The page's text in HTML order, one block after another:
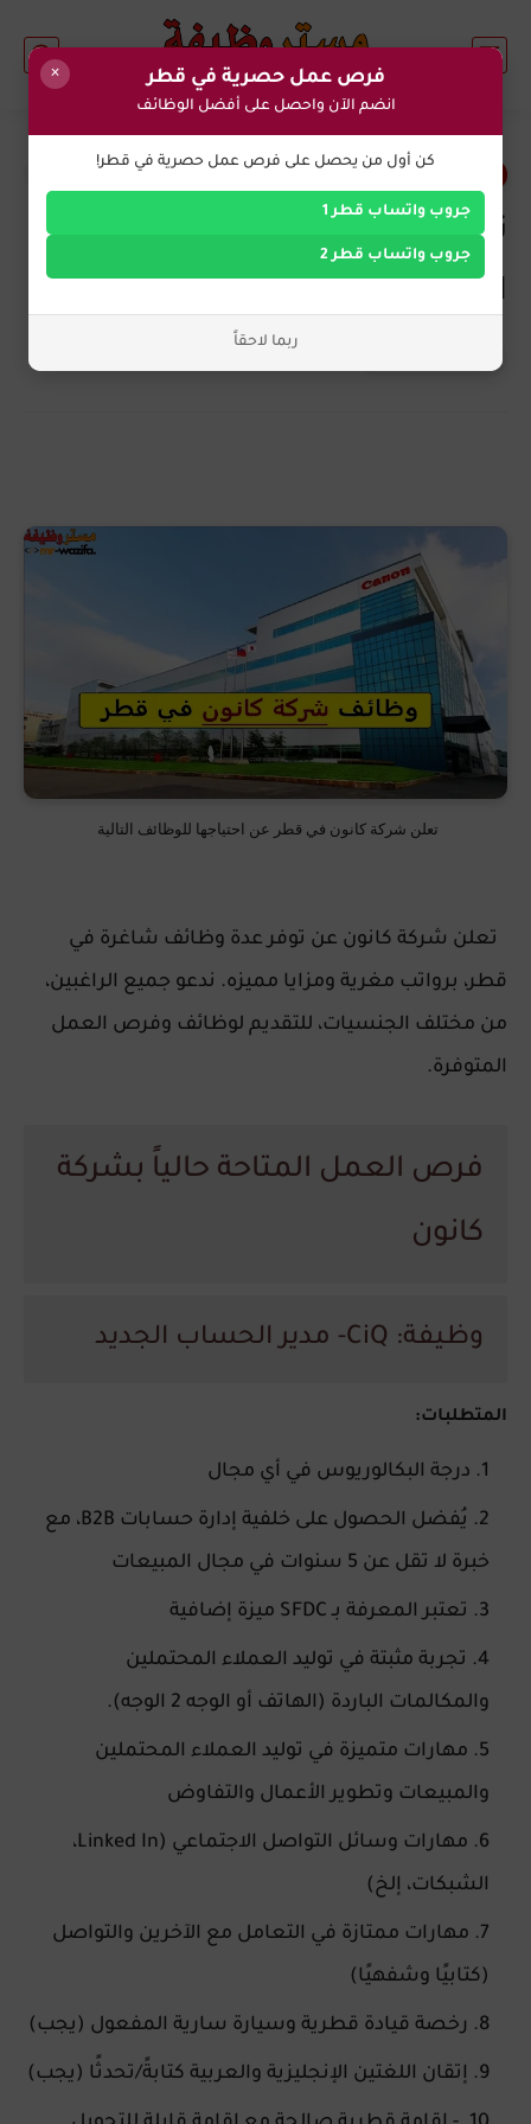
وظائف اليوم في قطر
تعلن شركة كانون في قطر عن
احتياجها للوظائف التالية
تعلن شركة كانون في قطر عن احتياجها للوظائف التالية
تعلن شركة كانون عن توفر عدة وظائف شاغرة في
قطر، برواتب مغرية ومزايا مميزه. ندعو جميع الراغبين،
من مختلف الجنسيات، للتقديم لوظائف وفرص العمل
المتوفرة.
فرص العمل المتاحة حالياً بشركة
كانون
وظيفة: CiQ- مدير الحساب الجديد
المتطلبات:
درجة البكالوريوس في أي مجال
يُفضل الحصول على خلفية إدارة حسابات B2B، مع
خبرة لا تقل عن 5 سنوات في مجال المبيعات
تعتبر المعرفة بـ SFDC ميزة إضافية
تجربة مثبتة في توليد العملاء المحتملين
والمكالمات الباردة (الهاتف أو الوجه 2 الوجه).
مهارات متميزة في توليد العملاء المحتملين
والمبيعات وتطوير الأعمال والتفاوض
مهارات وسائل التواصل الاجتماعي (Linked In،
الشبكات، إلخ)
مهارات ممتازة في التعامل مع الآخرين والتواصل
(كتابيًا وشفهيًا)
رخصة قيادة قطرية وسيارة سارية المفعول (يجب)
إتقان اللغتين الإنجليزية والعربية كتابةً/تحدثًا (يجب)
× فرص عمل حصرية في قطر
انضم الآن واحصل على أفضل الوظائف
كن أول من يحصل على فرص عمل حصرية في قطر!
جروب واتساب قطر 1
جروب واتساب قطر 2
ربما لاحقاً